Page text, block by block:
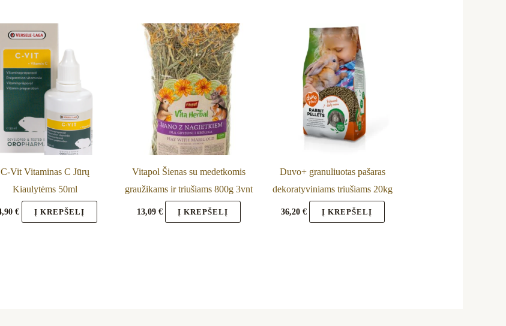
C-Vit Vitaminas C Jūrų
Kiaulytėms 50ml
€ Į KREPŠELĮ
Vitapol Šienas su medetkomis
graužikams ir triušiams 800g 3vnt
13,09€ Į KREPŠELĮ
Duvo+ granuliuotas pašaras
dekoratyviniams triušiams 20kg
36,20 € Į KREPŠELĮ